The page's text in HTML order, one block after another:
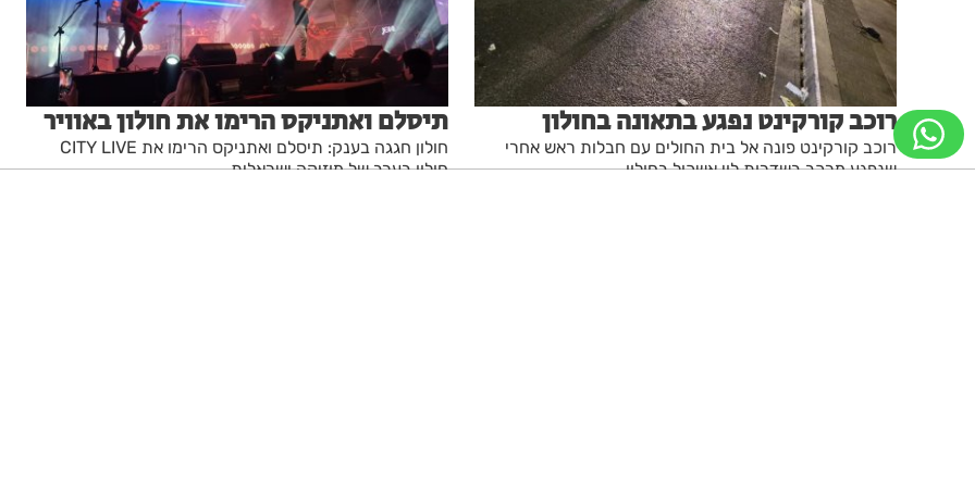
רוכב קורקינט נפגע בתאונה בחולון
רוכב קורקינט פונה אל בית החולים עם חבלות ראש אחרי
שנפגע מרכב בשדרות לוי אשכול בחולון
תיסלם ואתניקס הרימו את חולון באוויר
חולון חגגה בענק: תיסלם ואתניקס הרימו את CITY LIVE
חולון בערב של מוזיקה ישראלית